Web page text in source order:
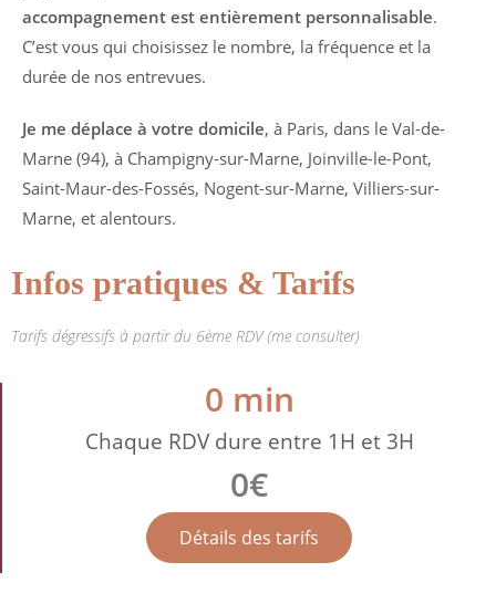
accompagnement est entièrement personnalisable.
C’est vous qui choisissez le nombre, la fréquence et la
durée de nos entrevues.
Je me déplace à votre domicile, à Paris, dans le Val-de-
Marne (94), à Champigny-sur-Marne, Joinville-le-Pont,
Saint-Maur-des-Fossés, Nogent-sur-Marne, Villiers-sur-
Marne, et alentours.
Infos pratiques & Tarifs
Tarifs dégressifs à partir du 6ème RDV (me consulter)
Chaque RDV dure entre 1H et 3H
0 min
0€
Détails des tarifs